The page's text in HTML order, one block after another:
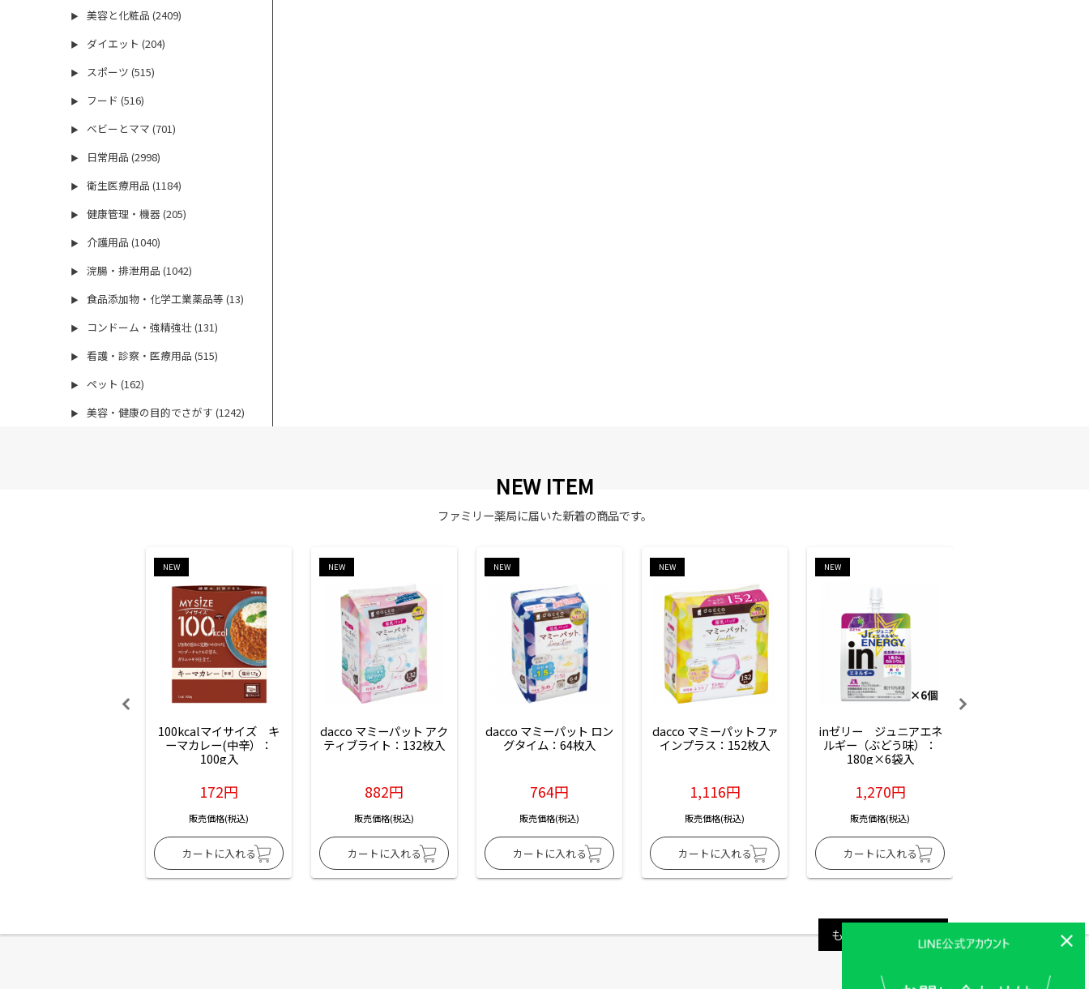
▶ 美容と化粧品 (2409)
▶ ダイエット (204)
▶ スポーツ (515)
▶ フード (516)
▶ ベビーとママ (701)
▶ 日常用品 (2998)
▶ 衛生医療用品 (1184)
▶ 健康管理・機器 (205)
▶ 介護用品 (1040)
▶ 浣腸・排泄用品 (1042)
▶ 食品添加物・化学工業薬品等 (13)
▶ コンドーム・強精強壮 (131)
▶ 看護・診察・医療用品 (515)
▶ ペット (162)
▶ 美容・健康の目的でさがす (1242)
NEW ITEM
ファミリー薬局に届いた新着の商品です。
NEW
100kcalマイサイズ　キ
ーマカレー(中辛）：
100g入
172円
販売価格(税込)
NEW
dacco マミーパット アク
ティブライト：132枚入
882円
販売価格(税込)
NEW
dacco マミーパット ロン
グタイム：64枚入
764円
販売価格(税込)
NEW
dacco マミーパットファ
インプラス：152枚入
1,116円
販売価格(税込)
NEW
inゼリー　ジュニアエネ
ルギー（ぶどう味）：
180g×6袋入
1,270円
販売価格(税込)
もっと見る